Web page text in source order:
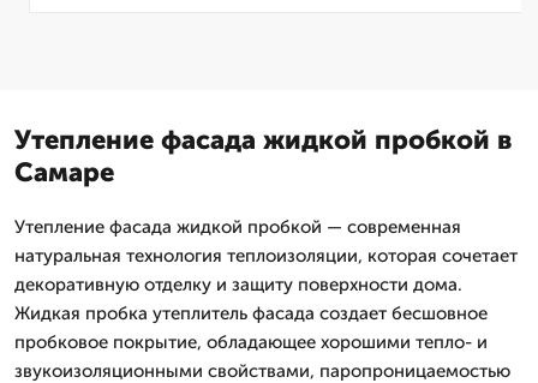
Утепление фасада жидкой пробкой в
Самаре
Утепление фасада жидкой пробкой — современная
натуральная технология теплоизоляции, которая сочетает
декоративную отделку и защиту поверхности дома.
Жидкая пробка утеплитель фасада создает бесшовное
пробковое покрытие, обладающее хорошими тепло- и
звукоизоляционными свойствами, паропроницаемостью